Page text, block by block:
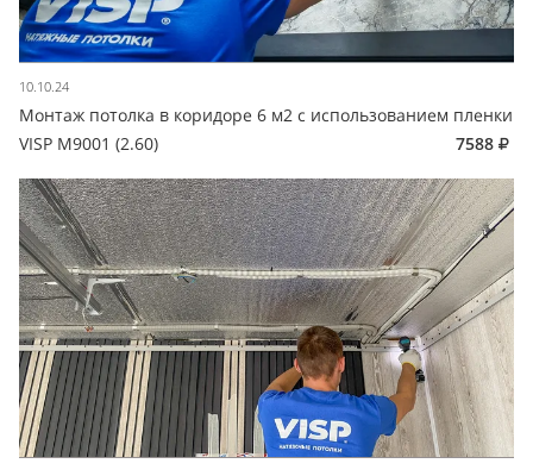
10.10.24
Монтаж потолка в коридоре 6 м2 с использованием пленки
VISP M9001 (2.60)
7588